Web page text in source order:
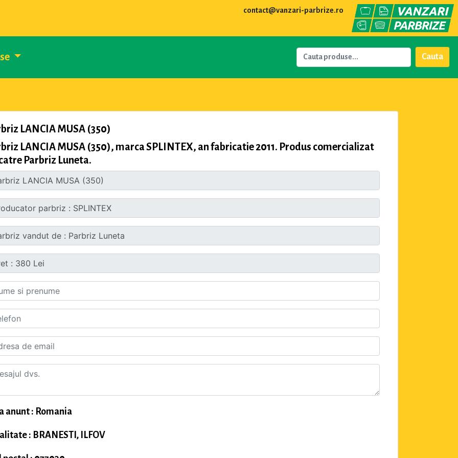
contact@vanzari-parbrize.ro
Cauta
LANCIA MUSA (350)
LANCIA MUSA (350), marca SPLINTEX, an fabricatie 2011. Produs comercializat
Parbriz Luneta.
anunt : Romania
: BRANESTI, ILFOV